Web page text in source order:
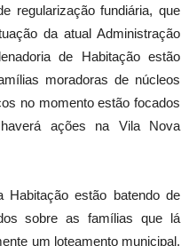
regularização fundiária, que
da atual Administração
de Habitação estão
moradoras de núcleos
no momento estão focados
ações na Vila Nova
Habitação estão batendo de
sobre as famílias que lá
um loteamento municipal,